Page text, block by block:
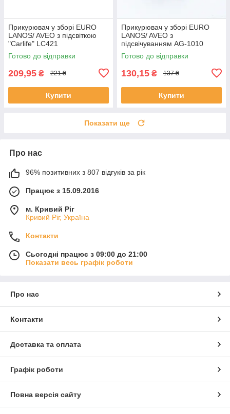
Прикурювач у зборі EURO
LANOS/ AVEO з підсвіткою
"Carlife" LC421
Готово до відправки
209,95 ₴ 221 ₴
Купити
Прикурювач у зборі EURO
LANOS/ AVEO з
підсвічуванням AG-1010
Готово до відправки
130,15 ₴ 137 ₴
Купити
Показати ще
Про нас
96% позитивних з 807 відгуків за рік
Працює з 15.09.2016
м. Кривий Ріг
Кривий Ріг, Україна
Контакти
Сьогодні працює з 09:00 до 21:00
Показати весь графік роботи
Про нас
Контакти
Доставка та оплата
Графік роботи
Повна версія сайту